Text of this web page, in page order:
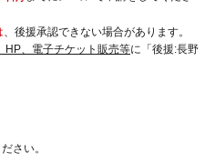
、後援承認できない場合があります。
HP、電子チケット販売等に「後援:長野
さい。